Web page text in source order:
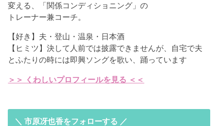
変える、「関係コンディショニング」の
トレーナー兼コーチ。
【好き】夫・登山・温泉・日本酒
【ヒミツ】決して人前では披露できませんが、自宅で夫
とふたりの時には即興ソングを歌い、踊っています
＞＞ くわしいプロフィールを見る ＜＜
＼ 市原冴也香をフォローする ／